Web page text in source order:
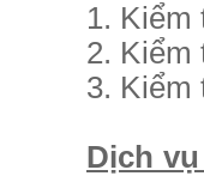
1. Kiểm
2. Kiểm
3. Kiểm
Dịch